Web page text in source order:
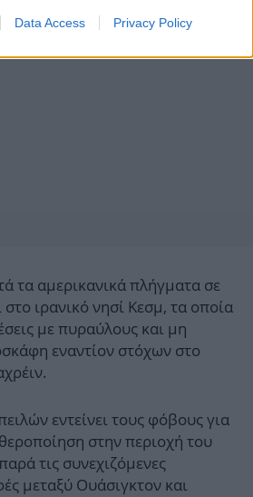
Data Access Privacy Policy
τα αμερικανικά πλήγματα σε
ιρανικό νησί Κεσμ, τα οποία
με πυραύλους και μη
εναντίον στόχων στο
εντείνει τους φόβους για
στην περιοχή του
τις συνεχιζόμενες
μεταξύ Ουάσιγκτον και